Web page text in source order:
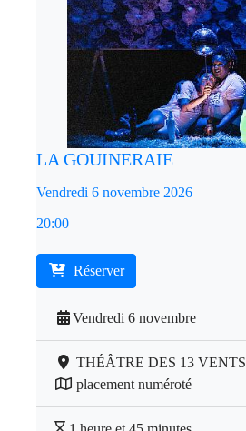
LA GOUINERAIE
Vendredi 6 novembre 2026
20:00
Réserver
Vendredi 6 novembre
THÉÂTRE DES 13 VENTS
placement numéroté